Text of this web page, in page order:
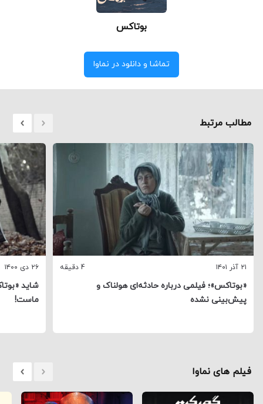
بوتاکس
تماشا و دانلود در نماوا
مطالب مرتبط
۲۱ آذر ۱۴۰۱ 4 دقیقه
«بوتاکس»؛ فیلمی درباره حادثه‌ای هولناک و
پیش‌بینی نشده
۲۶ دی ۱۴۰۰
شاید
ماست!
فیلم های نماوا